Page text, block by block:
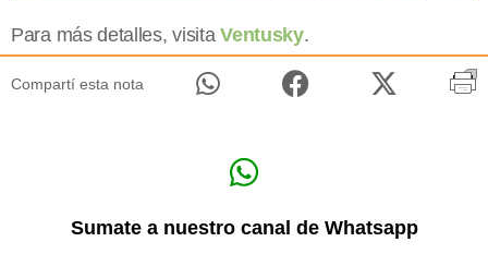
Para más detalles, visitaVentusky.
Compartí esta nota
Sumate a nuestro canal de Whatsapp